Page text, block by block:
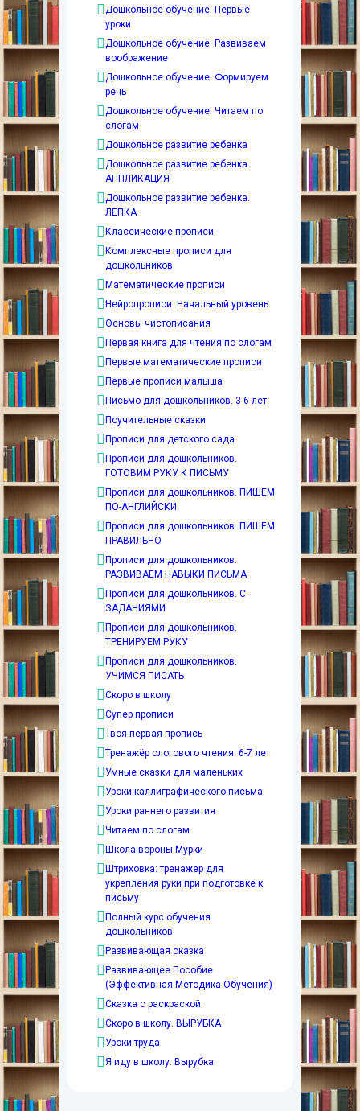
Дошкольное обучение. Первые
уроки
Дошкольное обучение. Развиваем
воображение
Дошкольное обучение. Формируем
речь
Дошкольное обучение. Читаем по
слогам
Дошкольное развитие ребенка
Дошкольное развитие ребенка.
АППЛИКАЦИЯ
Дошкольное развитие ребенка.
ЛЕПКА
Классические прописи
Комплексные прописи для
дошкольников
Математические прописи
Нейропрописи. Начальный уровень
Основы чистописания
Первая книга для чтения по слогам
Первые математические прописи
Первые прописи малыша
Письмо для дошкольников. 3-6 лет
Поучительные сказки
Прописи для детского сада
Прописи для дошкольников.
ГОТОВИМ РУКУ К ПИСЬМУ
Прописи для дошкольников. ПИШЕМ
ПО-АНГЛИЙСКИ
Прописи для дошкольников. ПИШЕМ
ПРАВИЛЬНО
Прописи для дошкольников.
РАЗВИВАЕМ НАВЫКИ ПИСЬМА
Прописи для дошкольников. С
ЗАДАНИЯМИ
Прописи для дошкольников.
ТРЕНИРУЕМ РУКУ
Прописи для дошкольников.
УЧИМСЯ ПИСАТЬ
Скоро в школу
Супер прописи
Твоя первая пропись
Тренажёр слогового чтения. 6-7 лет
Умные сказки для маленьких
Уроки каллиграфического письма
Уроки раннего развития
Читаем по слогам
Школа вороны Мурки
Штриховка: тренажер для
укрепления руки при подготовке к
письму
Полный курс обучения
дошкольников
Развивающая сказка
Развивающее Пособие
(Эффективная Методика Обучения)
Сказка с раскраской
Скоро в школу. ВЫРУБКА
Уроки труда
Я иду в школу. Вырубка